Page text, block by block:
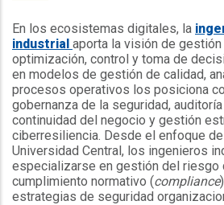
En los ecosistemas digitales, la
industrial aporta la visión de
optimización, control y toma de
en modelos de gestión de calidad,
procesos operativos los posiciona
gobernanza de la seguridad,
continuidad del negocio y gestión
ciberresiliencia. Desde el enfoque
Universidad Central, los ingenieros
especializarse en gestión del riesgo
cumplimiento normativo (compliance
estrategias de seguridad